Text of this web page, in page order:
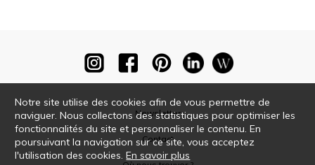
Newsletter
Contact
Notre site utilise des cookies afin de vous permettre de
naviguer. Nous collectons des statistiques pour optimiser les
fonctionnalités du site et personnaliser le contenu. En
poursuivant la navigation sur ce site, vous acceptez
l'utilisation des cookies.En savoir plus